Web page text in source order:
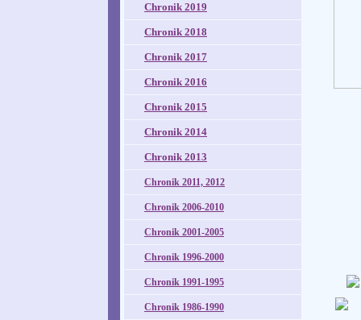
Chronik 2019
Chronik 2018
Chronik 2017
Chronik 2016
Chronik 2015
Chronik 2014
Chronik 2013
Chronik 2011, 2012
Chronik 2006-2010
Chronik 2001-2005
Chronik 1996-2000
Chronik 1991-1995
Chronik 1986-1990